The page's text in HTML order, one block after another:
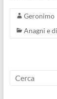
Geronimo
Anagni e